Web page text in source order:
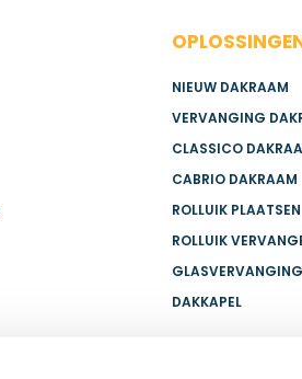
NIEUW DAKRAAM
VERVANGING
CLASSICO
CABRIO DAKRAAM
ROLLUIK PLAATSEN
ROLLUIK
GLASVERVANGING
DAKKAPEL